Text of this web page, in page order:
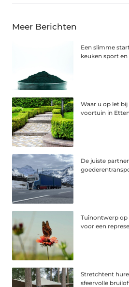
Meer Berichten
Een slimme
keuken sport
Waar u op let
voortuin in
De juiste
Tuinontwerp op
voor een
Stretchtent
sfeervolle